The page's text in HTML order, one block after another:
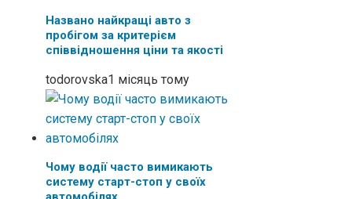
Названо найкращі авто з
пробігом за критерієм
співвідношення ціни та якості
todorovska1 місяць тому
Чому водії часто вимикають
систему старт-стоп у своїх